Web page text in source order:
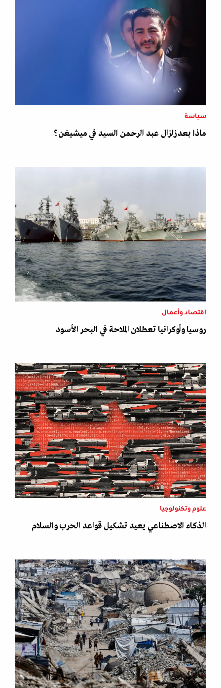
سياسة
ماذا بعد زلزال عبد الرحمن السيد في ميشيغن؟
اقتصاد وأعمال
روسيا وأوكرانيا تعطلان الملاحة في البحر الأسود
علوم وتكنولوجيا
الذكاء الاصطناعي يعيد تشكيل قواعد الحرب والسلام